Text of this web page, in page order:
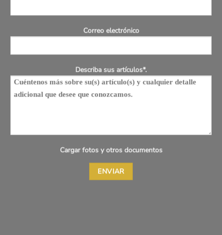
Correo electrónico
Describa sus artículos*.
Cargar fotos y otros documentos